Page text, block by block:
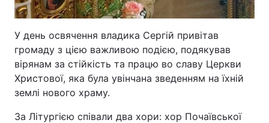
У день освячення владика Сергій привітав
громаду з цією важливою подією, подякував
вірянам за стійкість та працю во славу Церкви
Христової, яка була увінчана зведенням на їхній
землі нового храму.
За Літургією співали два хори: хор Почаївської